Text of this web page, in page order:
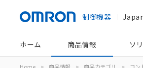
制御機器
ホーム 商品情報 ソ